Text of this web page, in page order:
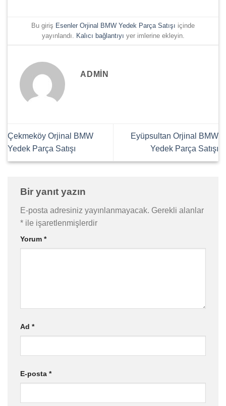
Bu giriş Esenler Orjinal BMW Yedek Parça Satışı içinde
yayınlandı. Kalıcı bağlantıyı yer imlerine ekleyin.
ADMIN
Çekmeköy Orjinal BMW
Yedek Parça Satışı
Eyüpsultan Orjinal BMW
Yedek Parça Satışı
Bir yanıt yazın
E-posta adresiniz yayınlanmayacak. Gerekli alanlar
* ile işaretlenmişlerdir
Yorum *
Ad *
E-posta *